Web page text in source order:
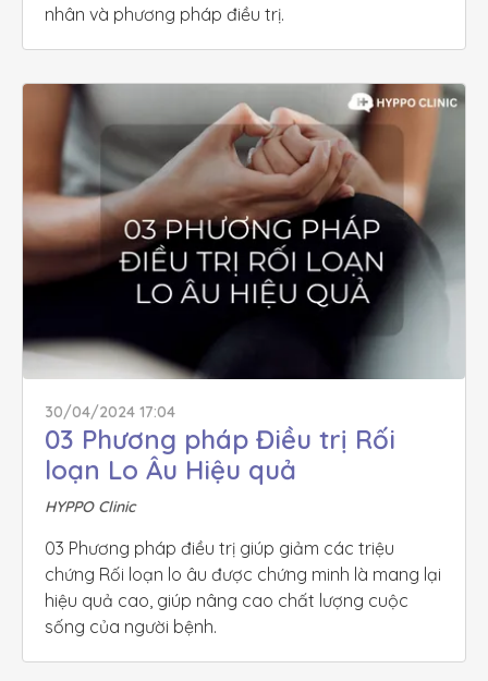
nhân và phương pháp điều trị.
30/04/2024 17:04
03 Phương pháp Điều trị Rối
loạn Lo Âu Hiệu quả
HYPPO Clinic
03 Phương pháp điều trị giúp giảm các triệu
chứng Rối loạn lo âu được chứng minh là mang lại
hiệu quả cao, giúp nâng cao chất lượng cuộc
sống của người bệnh.